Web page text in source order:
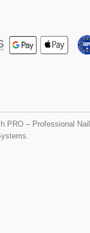
PRO – Professional Nail